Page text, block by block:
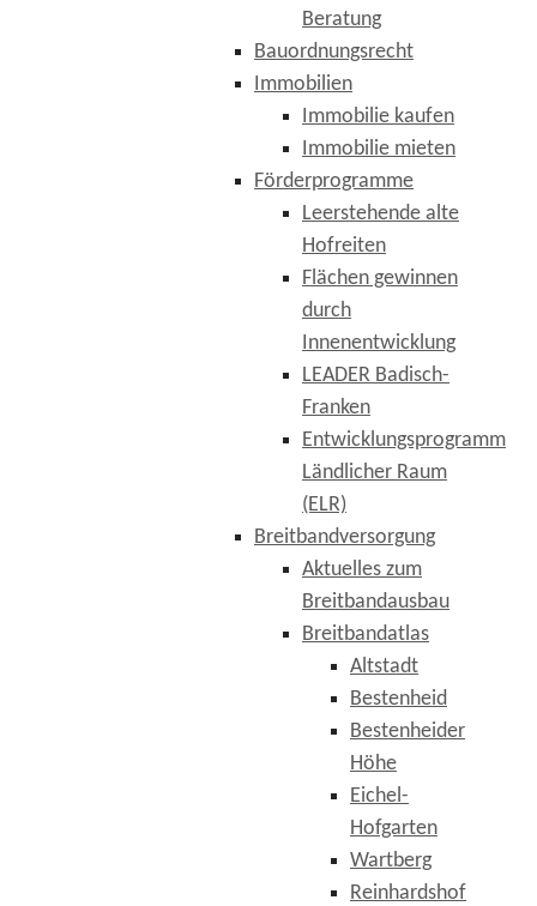
Beratung
Bauordnungsrecht
Immobilien
Immobilie kaufen
Immobilie mieten
Förderprogramme
Leerstehende alte
Hofreiten
Flächen gewinnen
durch
Innenentwicklung
LEADER Badisch-
Franken
Entwicklungsprogramm
Ländlicher Raum
(ELR)
Breitbandversorgung
Aktuelles zum
Breitbandausbau
Breitbandatlas
Altstadt
Bestenheid
Bestenheider
Höhe
Eichel-
Hofgarten
Wartberg
Reinhardshof